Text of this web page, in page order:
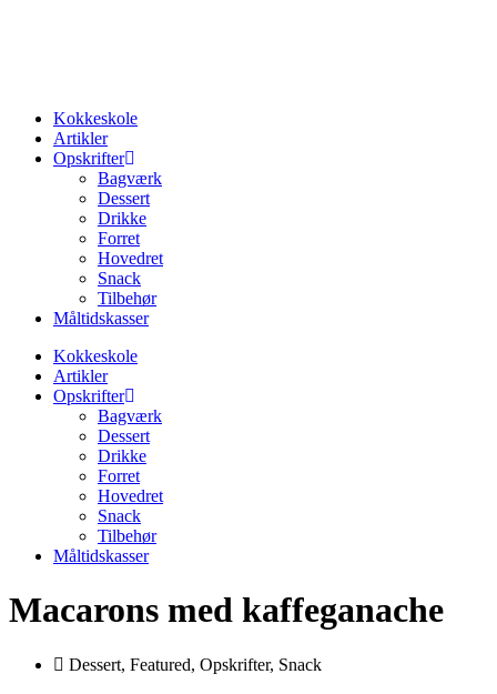
Kokkeskole
Artikler
Opskrifter
Bagværk
Dessert
Drikke
Forret
Hovedret
Snack
Tilbehør
Måltidskasser
Kokkeskole
Artikler
Opskrifter
Bagværk
Dessert
Drikke
Forret
Hovedret
Snack
Tilbehør
Måltidskasser
Macarons med kaffeganache
Dessert, Featured, Opskrifter, Snack